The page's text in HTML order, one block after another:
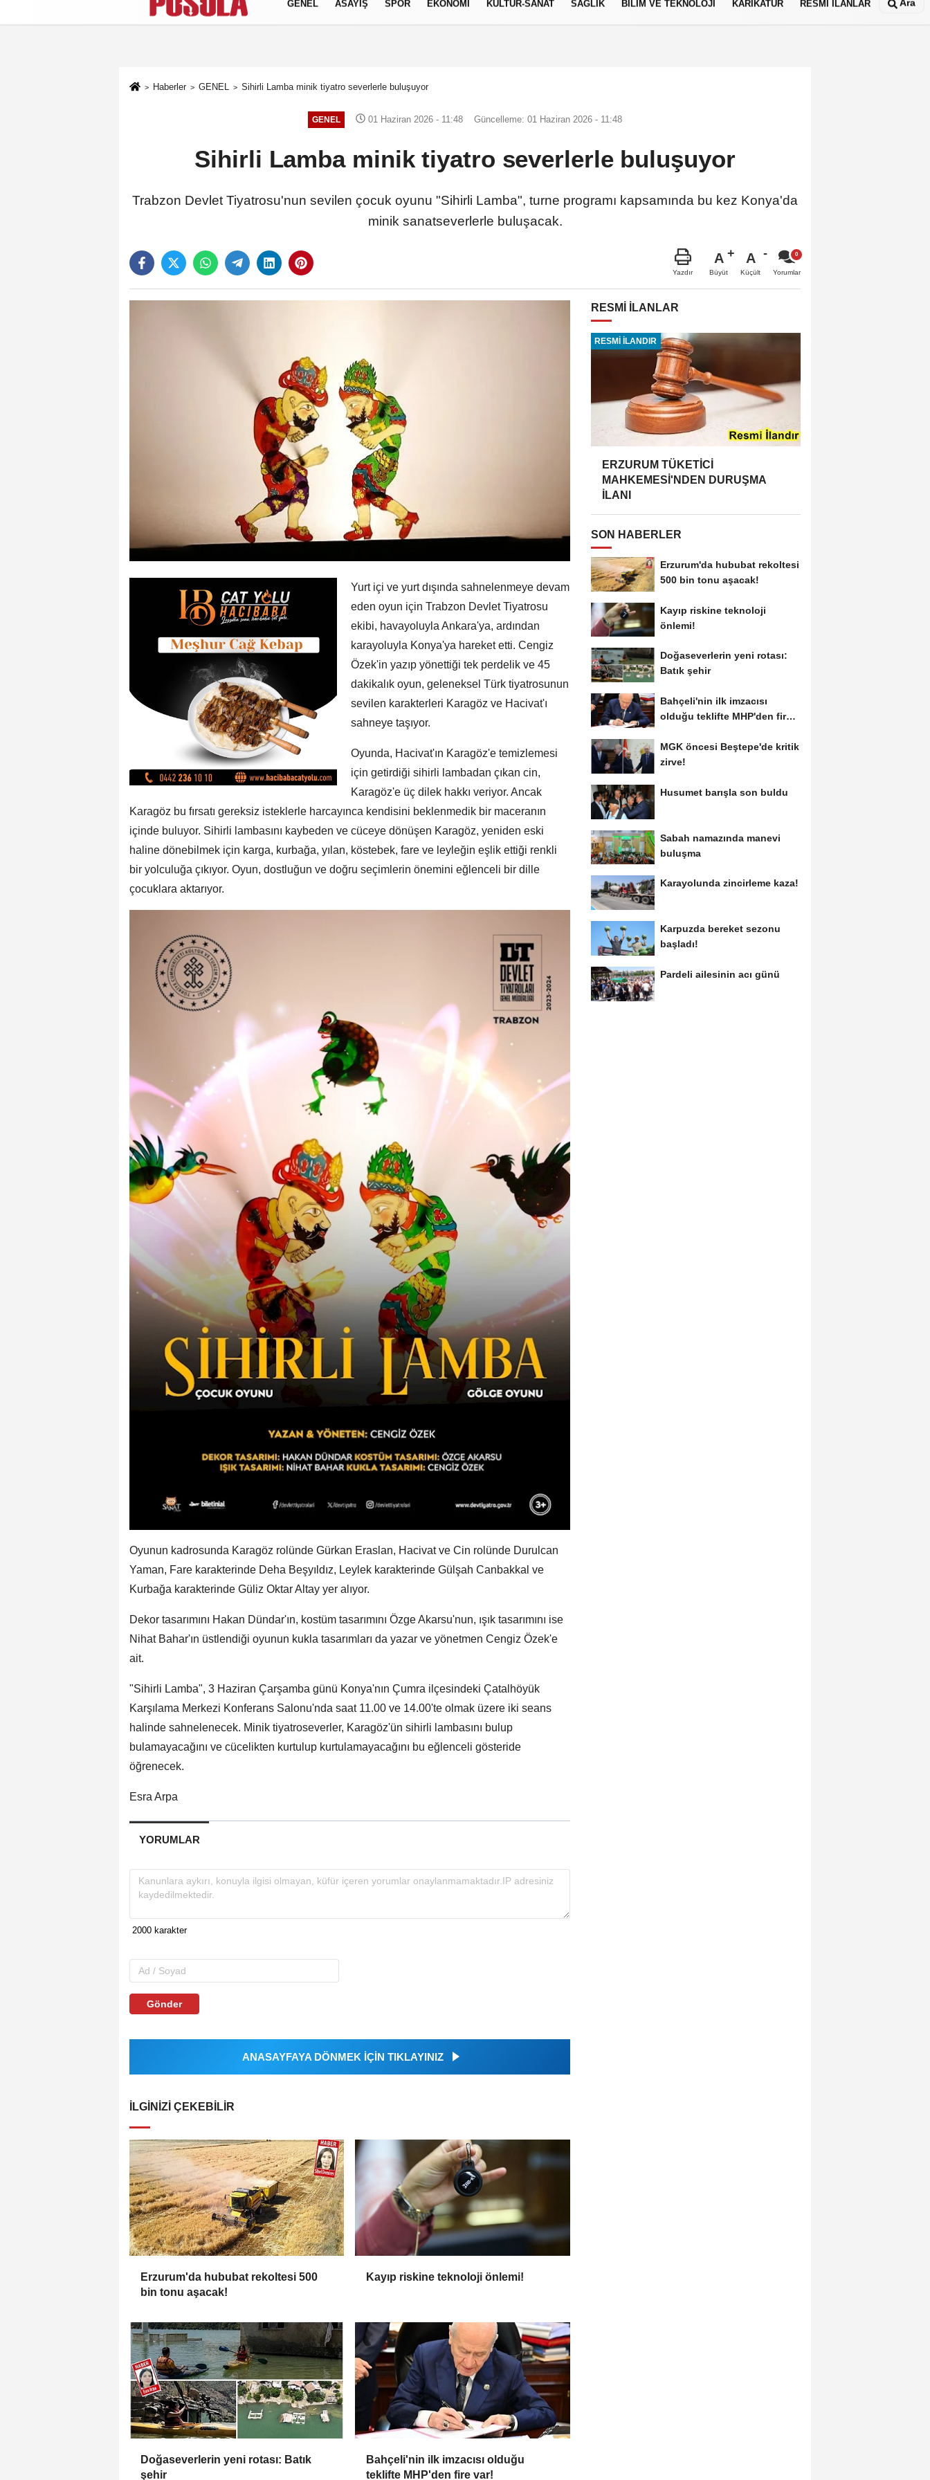
Künye İletişim Gizlilik Politikası
GENEL ASAYİŞ SPOR EKONOMİ KÜLTÜR-SANAT SAĞLIK BİLİM VE TEKNOLOJİ KARİKATÜR RESMİ İLANLAR Ara
Haberler GENEL Sihirli Lamba minik tiyatro severlerle buluşuyor
GENEL 01 Haziran 2026 - 11:48 Güncelleme: 01 Haziran 2026 - 11:48
Sihirli Lamba minik tiyatro severlerle buluşuyor
Trabzon Devlet Tiyatrosu'nun sevilen çocuk oyunu "Sihirli Lamba", turne programı kapsamında bu kez Konya'da
minik sanatseverlerle buluşacak.
Yazdır
A
Büyüt
A
Küçült Yorumlar
Yurt içi ve yurt dışında sahnelenmeye devam
eden oyun için Trabzon Devlet Tiyatrosu
ekibi, havayoluyla Ankara'ya, ardından
karayoluyla Konya'ya hareket etti. Cengiz
Özek'in yazıp yönettiği tek perdelik ve 45
dakikalık oyun, geleneksel Türk tiyatrosunun
sevilen karakterleri Karagöz ve Hacivat'ı
sahneye taşıyor.
Oyunda, Hacivat'ın Karagöz'e temizlemesi
için getirdiği sihirli lambadan çıkan cin,
Karagöz'e üç dilek hakkı veriyor. Ancak
Karagöz bu fırsatı gereksiz isteklerle harcayınca kendisini beklenmedik bir maceranın
içinde buluyor. Sihirli lambasını kaybeden ve cüceye dönüşen Karagöz, yeniden eski
haline dönebilmek için karga, kurbağa, yılan, köstebek, fare ve leyleğin eşlik ettiği renkli
bir yolculuğa çıkıyor. Oyun, dostluğun ve doğru seçimlerin önemini eğlenceli bir dille
çocuklara aktarıyor.
Oyunun kadrosunda Karagöz rolünde Gürkan Eraslan, Hacivat ve Cin rolünde Durulcan
Yaman, Fare karakterinde Deha Beşyıldız, Leylek karakterinde Gülşah Canbakkal ve
Kurbağa karakterinde Güliz Oktar Altay yer alıyor.
Dekor tasarımını Hakan Dündar'ın, kostüm tasarımını Özge Akarsu'nun, ışık tasarımını ise
Nihat Bahar'ın üstlendiği oyunun kukla tasarımları da yazar ve yönetmen Cengiz Özek'e
ait.
"Sihirli Lamba", 3 Haziran Çarşamba günü Konya'nın Çumra ilçesindeki Çatalhöyük
Karşılama Merkezi Konferans Salonu'nda saat 11.00 ve 14.00'te olmak üzere iki seans
halinde sahnelenecek. Minik tiyatroseverler, Karagöz'ün sihirli lambasını bulup
bulamayacağını ve cücelikten kurtulup kurtulamayacağını bu eğlenceli gösteride
öğrenecek.
Esra Arpa
YORUMLAR
Gönder
ANASAYFAYA DÖNMEK İÇİN TIKLAYINIZ
İLGINIZI ÇEKEBILIR
Erzurum'da hububat rekoltesi 500
bin tonu aşacak!
Kayıp riskine teknoloji önlemi!
Doğaseverlerin yeni rotası: Batık
şehir
Bahçeli'nin ilk imzacısı olduğu
teklifte MHP'den fire var!
RESMİ İLANLAR
RESMİ İLANDIR
ERZURUM TÜKETİCİ
MAHKEMESİ'NDEN DURUŞMA
İLANI
SON HABERLER
Erzurum'da hububat rekoltesi
500 bin tonu aşacak!
Kayıp riskine teknoloji
önlemi!
Doğaseverlerin yeni rotası:
Batık şehir
Bahçeli'nin ilk imzacısı
olduğu teklifte MHP'den fire
MGK öncesi Beştepe'de kritik
zirve!
Husumet barışla son buldu
Sabah namazında manevi
buluşma
Karayolunda zincirleme kaza!
Karpuzda bereket sezonu
başladı!
Pardeli ailesinin acı günü